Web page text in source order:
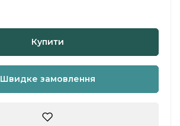
Купити
Швидке замовлення